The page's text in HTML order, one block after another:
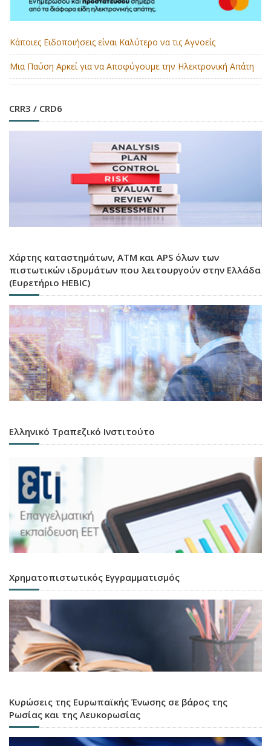
Κάποιες Ειδοποιήσεις είναι Καλύτερο να τις Αγνοείς
Μια Παύση Αρκεί για να Αποφύγουμε την Ηλεκτρονική Απάτη
CRR3 / CRD6
Χάρτης καταστημάτων, ATM και APS όλων των
πιστωτικών ιδρυμάτων που λειτουργούν στην Ελλάδα
(Ευρετήριο HEBIC)
Ελληνικό Τραπεζικό Ινστιτούτο
Χρηματοπιστωτικός Εγγραμματισμός
Κυρώσεις της Ευρωπαϊκής Ένωσης σε βάρος της
Ρωσίας και της Λευκορωσίας